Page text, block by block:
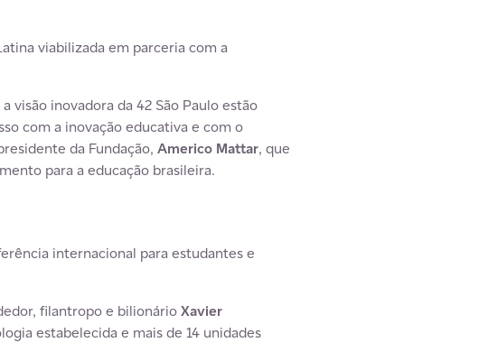
viabilizada em parceria com a
visão inovadora da 42 São Paulo estão
com a inovação educativa e com o
da Fundação, Americo Mattar, que
para a educação brasileira.
internacional para estudantes e
filantropo e bilionárioXavier
estabelecida e mais de 14 unidades